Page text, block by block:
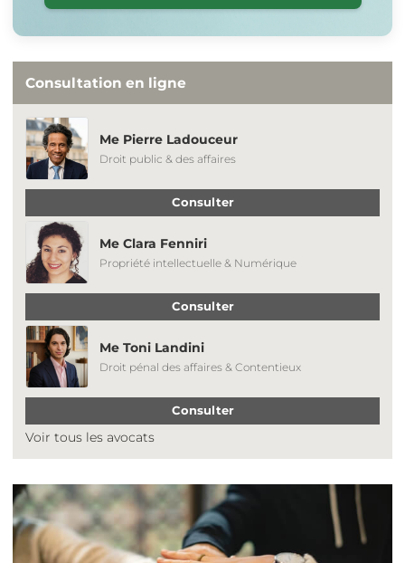
Consultation en ligne
Me Pierre Ladouceur
Droit public & des affaires
Consulter
Me Clara Fenniri
Propriété intellectuelle & Numérique
Consulter
Me Toni Landini
Droit pénal des affaires & Contentieux
Consulter
Voir tous les avocats